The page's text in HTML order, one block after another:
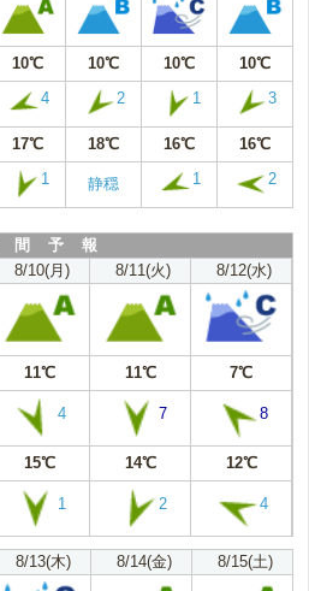
10℃ 10℃ 10℃ 10℃
4 2 1 3
17℃ 18℃ 16℃ 16℃
1 静穏 1 2
間 予 報
8/10(月) 8/11(火) 8/12(水)
11℃ 11℃ 7℃
4 7 8
15℃ 14℃ 12℃
1 2 4
8/13(木) 8/14(金) 8/15(土)